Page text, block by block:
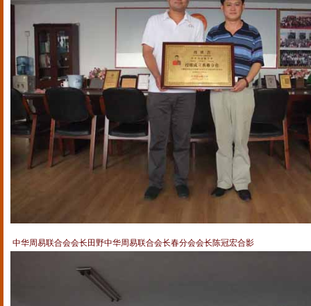
中华周易联合会会长田野中华周易联合会长春分会会长陈冠宏合影